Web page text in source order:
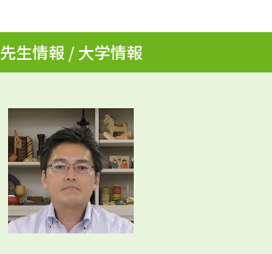
受付内容・発送状況の確認
テレメール進学カタログ
訂正のご案内
先生情報 / 大学情報